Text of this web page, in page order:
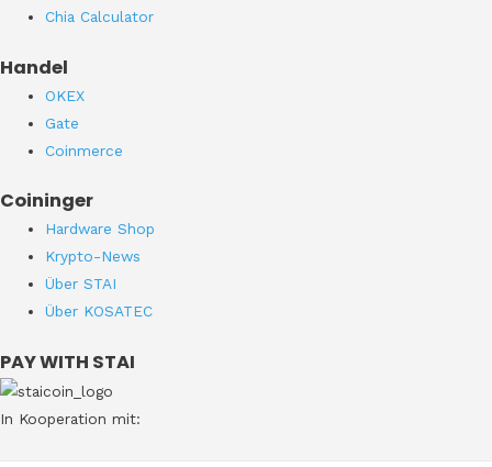
Chia Calculator
Handel
OKEX
Gate
Coinmerce
Coininger
Hardware Shop
Krypto-News
Über STAI
Über KOSATEC
PAY WITH STAI
In Kooperation mit: